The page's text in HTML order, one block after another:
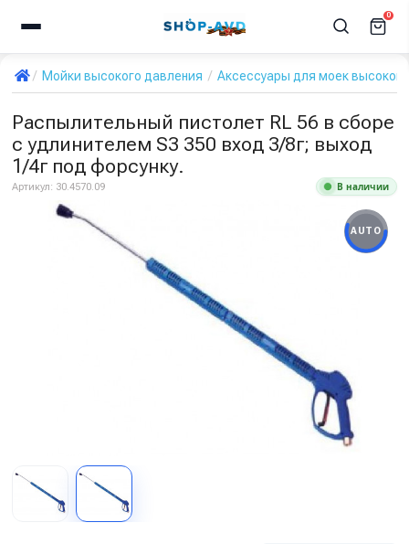
0
Мойки высокого давления Аксессуары для моек
Распылительный пистолет RL 56 в сборе
с удлинителем S3 350 вход 3/8г; выход
1/4г под форсунку.
Артикул: 30.4570.09 В наличии
AUTO